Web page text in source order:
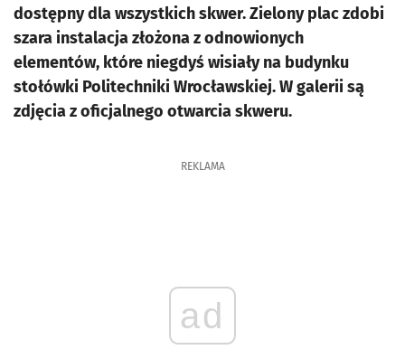
dostępny dla wszystkich skwer. Zielony plac zdobi
szara instalacja złożona z odnowionych
elementów, które niegdyś wisiały na budynku
stołówki Politechniki Wrocławskiej. W galerii są
zdjęcia z oficjalnego otwarcia skweru.
REKLAMA
ad